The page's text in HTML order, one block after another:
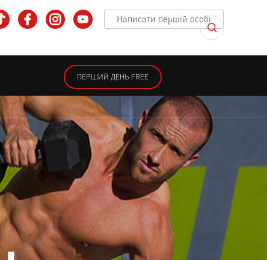
Написати першій особі
ПЕРШИЙ ДЕНЬ FREE